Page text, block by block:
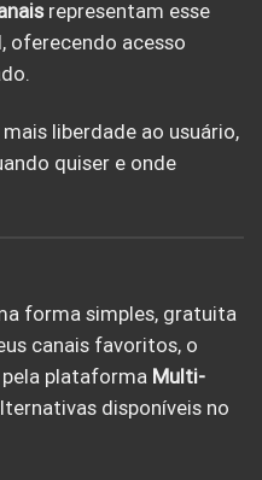
representam esse
oferecendo acesso
liberdade ao usuário,
quiser e onde
forma simples, gratuita
canais favoritos, o
plataforma Multi-
disponíveis no